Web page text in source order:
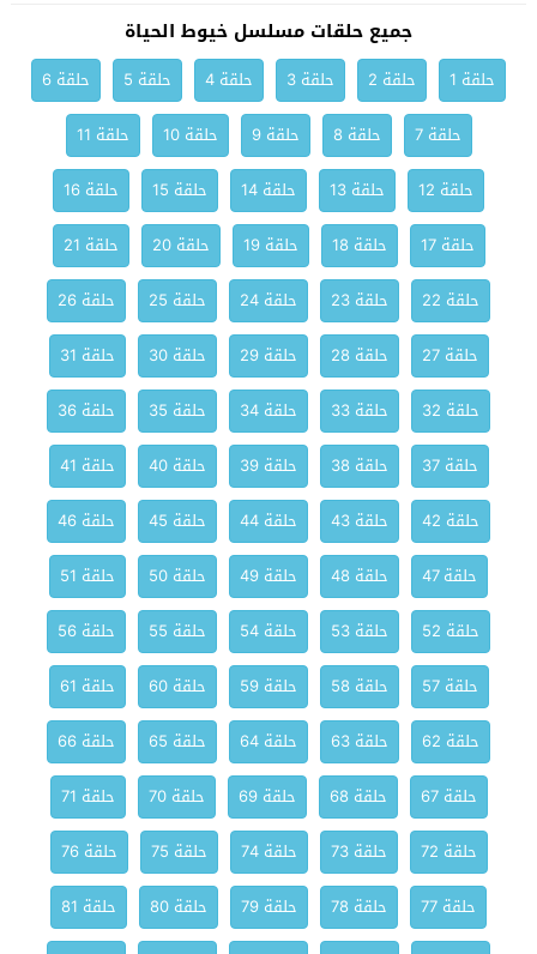
جميع حلقات مسلسل خيوط الحياة
حلقة 1 حلقة 2 حلقة 3 حلقة 4 حلقة 5
حلقة 6
حلقة 7
حلقة 8 حلقة 9 حلقة 10
حلقة 11
حلقة 12
حلقة 13 حلقة 14 حلقة 15
حلقة 16
حلقة 17
حلقة 18 حلقة 19 حلقة 20
حلقة 21
حلقة 22
حلقة 23 حلقة 24 حلقة 25
حلقة 26
حلقة 27
حلقة 28 حلقة 29 حلقة 30
حلقة 31
حلقة 32
حلقة 33 حلقة 34 حلقة 35
حلقة 36
حلقة 37
حلقة 38 حلقة 39 حلقة 40
حلقة 41
حلقة 42
حلقة 43 حلقة 44 حلقة 45
حلقة 46
حلقة 47
حلقة 48 حلقة 49 حلقة 50
حلقة 51
حلقة 52
حلقة 53 حلقة 54 حلقة 55
حلقة 56
حلقة 57
حلقة 58 حلقة 59 حلقة 60
حلقة 61
حلقة 62
حلقة 63 حلقة 64 حلقة 65
حلقة 66
حلقة 67
حلقة 68 حلقة 69 حلقة 70
حلقة 71
حلقة 72
حلقة 73 حلقة 74 حلقة 75
حلقة 76
حلقة 77
حلقة 78 حلقة 79 حلقة 80
حلقة 81